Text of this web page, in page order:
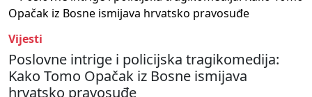
Vijesti
Poslovne intrige i policijska tragikomedija:
Kako Tomo Opačak iz Bosne ismijava
hrvatsko pravosuđe